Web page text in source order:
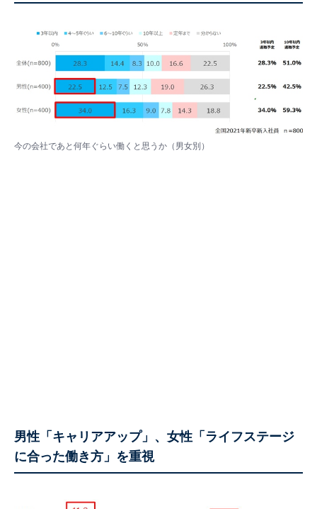
今の会社であと何年ぐらい働くと思うか（男女別）
男性「キャリアアップ」、女性「ライフステージ
に合った働き方」を重視